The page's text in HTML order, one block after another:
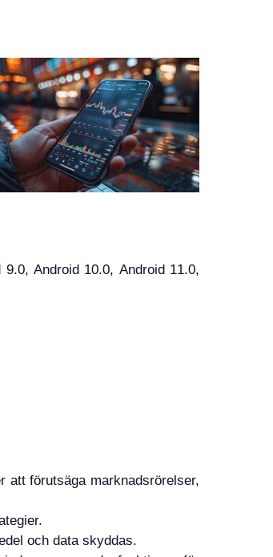
Android 10.0, Android 11.0,
att förutsäga marknadsrörelser,
och data skyddas.